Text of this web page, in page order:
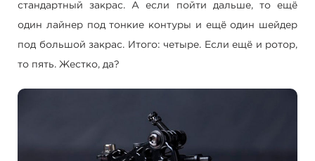
стандартный закрас. А если пойти дальше, то ещё
один лайнер под тонкие контуры и ещё один шейдер
под большой закрас. Итого: четыре. Если ещё и ротор,
то пять. Жестко, да?